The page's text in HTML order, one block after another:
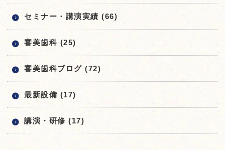
セミナー・講演実績 (66)
審美歯科 (25)
審美歯科ブログ (72)
最新設備 (17)
講演・研修 (17)